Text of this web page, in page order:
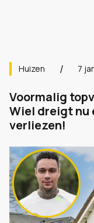
Huizen 7
Voormalig
Wiel dreigt nu
verliezen!